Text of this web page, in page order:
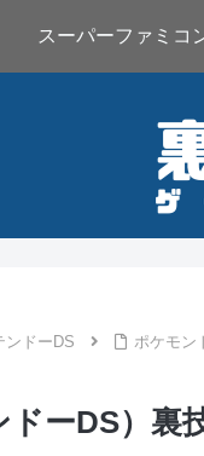
スーパーファミコ
ンドーDS
ポケモン
ーDS）裏